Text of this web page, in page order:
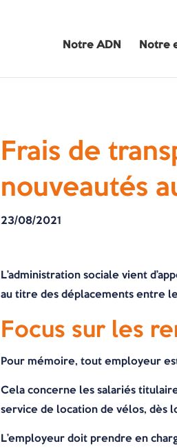
Notre ADN Notre
Frais de
nouveautés
23/08/2021
L’administration sociale vient
au titre des déplacements entre
Focus sur les
Pour mémoire, tout employeur
Cela concerne les salariés
service de location de vélos, dès
L’employeur doit prendre en